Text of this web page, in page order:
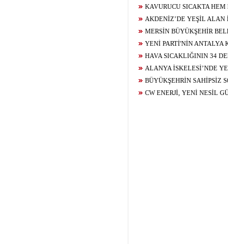
DOĞASEVERLERİN GÖZDESİ
KAVURUCU SICAKTA
KARPUZ YEDİLER
AKDENİZ’DE YEŞİL ALAN
MERSİN BÜYÜKŞEHİR
KALKINMADA ZİRVEDE
YENİ PARTİ'NİN ANTALYA
HAVA SICAKLIĞININ 34
DENİZ SUYU SICAKLIĞI 30
ALANYA İSKELESİ’NDE
PROTOKOL İMZALANDI
BÜYÜKŞEHRİN SAHİPSİZ
KISIRLAŞTIRMA HİZMETİ
CW ENERJİ, YENİ NESİL